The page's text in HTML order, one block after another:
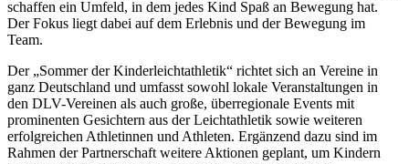
schaffen ein Umfeld, in dem jedes Kind Spaß an Bewegung hat.
Der Fokus liegt dabei auf dem Erlebnis und der Bewegung im
Team.
Der „Sommer der Kinderleichtathletik“ richtet sich an Vereine in
ganz Deutschland und umfasst sowohl lokale Veranstaltungen in
den DLV-Vereinen als auch große, überregionale Events mit
prominenten Gesichtern aus der Leichtathletik sowie weiteren
erfolgreichen Athletinnen und Athleten. Ergänzend dazu sind im
Rahmen der Partnerschaft weitere Aktionen geplant, um Kindern